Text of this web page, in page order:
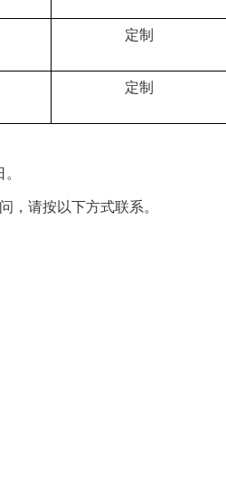
定制
定制
，请按以下方式联系。